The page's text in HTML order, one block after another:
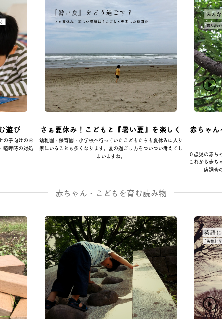
遊び
の子向けのお
喧嘩時の対処
さぁ夏休み！こどもと『暑い夏』を楽しく
幼稚園・保育園・小学校へ行っていたこどもたちも夏休みに入り
家にいることも多くなります。夏の過ごし方をついつい考えてし
まいますね。
赤ちゃ
０歳児の赤ち
これから赤ち
店調査
赤ちゃん・こどもを育む読み物